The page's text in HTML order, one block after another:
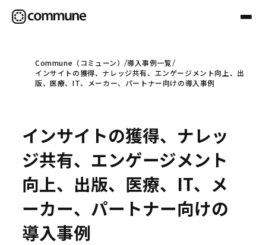
Communeについて
事例
セミナー
Commune（コミューン）
導入事例一覧
インサイトの獲得、ナレッジ共有、エンゲージメント向上、出
版、医療、IT、メーカー、パートナー向けの導入事例
インサイトの獲得、ナレッ
ジ共有、エンゲージメント
向上、出版、医療、IT、メ
ーカー、パートナー向けの
導入事例